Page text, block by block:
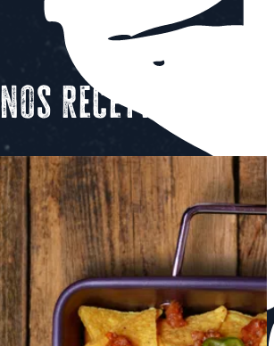
Nos recettes